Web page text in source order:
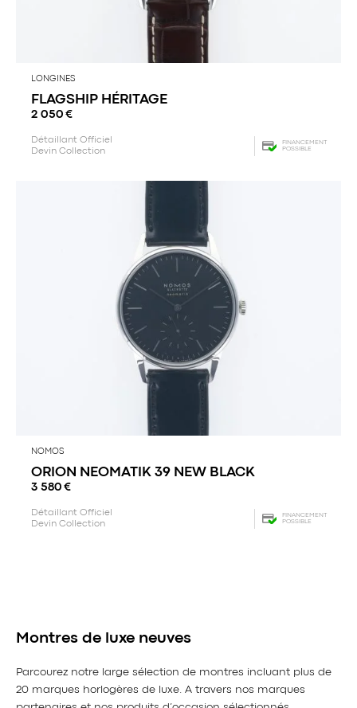
LONGINES
FLAGSHIP HÉRITAGE
2 050 €
Détaillant Officiel
Devin Collection
FINANCEMENT
POSSIBLE
NOMOS
ORION NEOMATIK 39 NEW BLACK
3 580 €
Détaillant Officiel
Devin Collection
FINANCEMENT
POSSIBLE
Montres de luxe neuves
Parcourez notre large sélection de montres incluant plus de
20 marques horlogères de luxe. A travers nos marques